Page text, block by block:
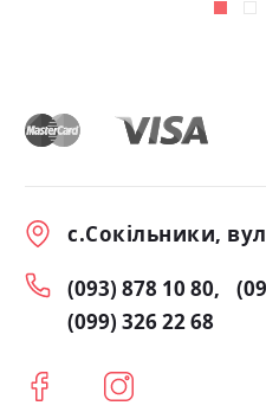
с.Сокільники,
(093) 878 10 80
(099) 326 22 68